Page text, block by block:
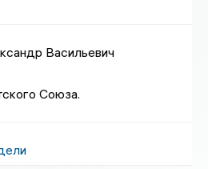
Васильевич
Союза.